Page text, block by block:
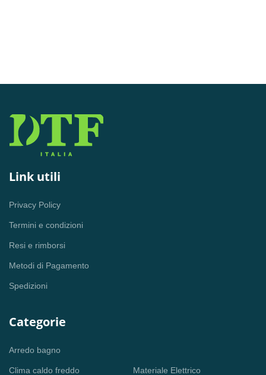
Link utili
Privacy Policy
Termini e condizioni
Resi e rimborsi
Metodi di Pagamento
Spedizioni
Categorie
Arredo bagno
Clima caldo freddo Materiale Elettrico